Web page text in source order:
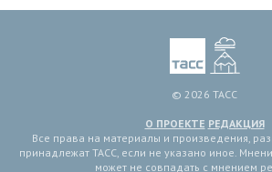
© 2026 ТАСС
О ПРОЕКТЕ РЕДАКЦИЯ
Все права на материалы и произведения,
принадлежат ТАСС, если не указано иное.
может не совпадать с мнением